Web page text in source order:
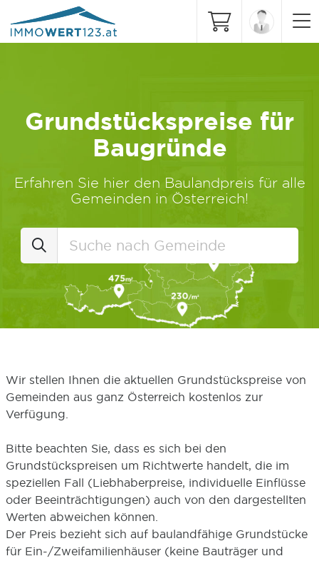
Grundstückspreise für
Baugründe
Erfahren Sie hier den Baulandpreis für alle
Gemeinden in Österreich!
Wir stellen Ihnen die aktuellen Grundstückspreise von
Gemeinden aus ganz Österreich kostenlos zur
Verfügung.
Bitte beachten Sie, dass es sich bei den
Grundstückspreisen um Richtwerte handelt, die im
speziellen Fall (Liebhaberpreise, individuelle Einflüsse
oder Beeinträchtigungen) auch von den dargestellten
Werten abweichen können.
Der Preis bezieht sich auf baulandfähige Grundstücke
für Ein-/Zweifamilienhäuser (keine Bauträger und